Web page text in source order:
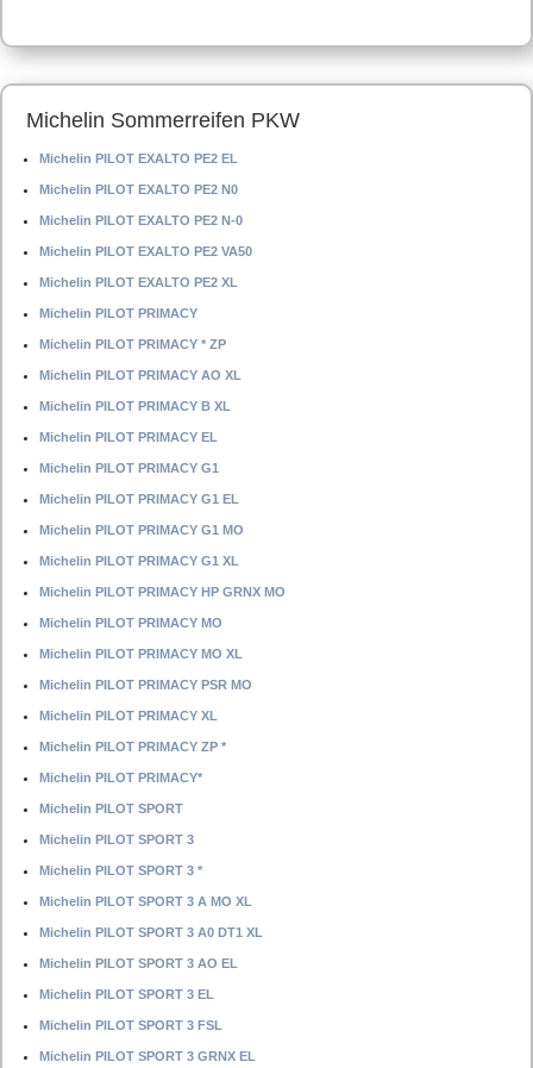
Michelin Sommerreifen PKW
Michelin PILOT EXALTO PE2 EL
Michelin PILOT EXALTO PE2 N0
Michelin PILOT EXALTO PE2 N-0
Michelin PILOT EXALTO PE2 VA50
Michelin PILOT EXALTO PE2 XL
Michelin PILOT PRIMACY
Michelin PILOT PRIMACY * ZP
Michelin PILOT PRIMACY AO XL
Michelin PILOT PRIMACY B XL
Michelin PILOT PRIMACY EL
Michelin PILOT PRIMACY G1
Michelin PILOT PRIMACY G1 EL
Michelin PILOT PRIMACY G1 MO
Michelin PILOT PRIMACY G1 XL
Michelin PILOT PRIMACY HP GRNX MO
Michelin PILOT PRIMACY MO
Michelin PILOT PRIMACY MO XL
Michelin PILOT PRIMACY PSR MO
Michelin PILOT PRIMACY XL
Michelin PILOT PRIMACY ZP *
Michelin PILOT PRIMACY*
Michelin PILOT SPORT
Michelin PILOT SPORT 3
Michelin PILOT SPORT 3 *
Michelin PILOT SPORT 3 A MO XL
Michelin PILOT SPORT 3 A0 DT1 XL
Michelin PILOT SPORT 3 AO EL
Michelin PILOT SPORT 3 EL
Michelin PILOT SPORT 3 FSL
Michelin PILOT SPORT 3 GRNX EL